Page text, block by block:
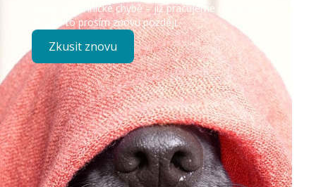
Došlo k technické chybě – již pracujeme na opravě.
Zkuste to prosím znovu později.
Zkusit znovu